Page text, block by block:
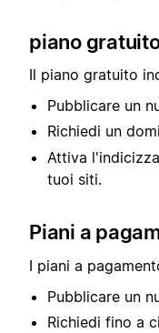
piano
Il piano gratuito
Pubblicare un
Richiedi un
Attiva
tuoi siti.
Piani a
I piani a
Pubblicare un
Richiedi fino a